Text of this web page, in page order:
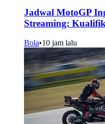
Jadwal MotoGP
Streaming:
Bola•10 jam lalu